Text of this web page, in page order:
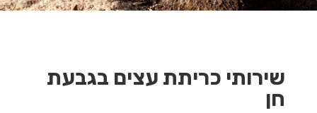
שירותי כריתת עצים בגבעת
חן